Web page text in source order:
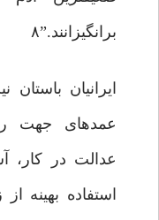
برانگیزانند.”۸
ایرانیان
عمده‏اى جهت
عدالت در کار،
استفاده بهینه